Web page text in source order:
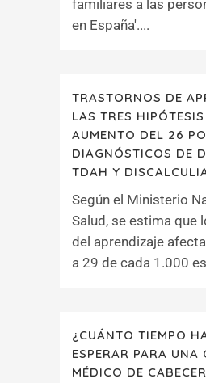
familiares a las
en España'....
TRASTORNOS DE
LAS TRES
AUMENTO DEL 26
DIAGNÓSTICOS DE
TDAH Y
Según el Ministerio
Salud, se estima que
del aprendizaje
a 29 de cada 1.000
¿CUÁNTO TIEMPO
ESPERAR PARA UNA
MÉDICO DE